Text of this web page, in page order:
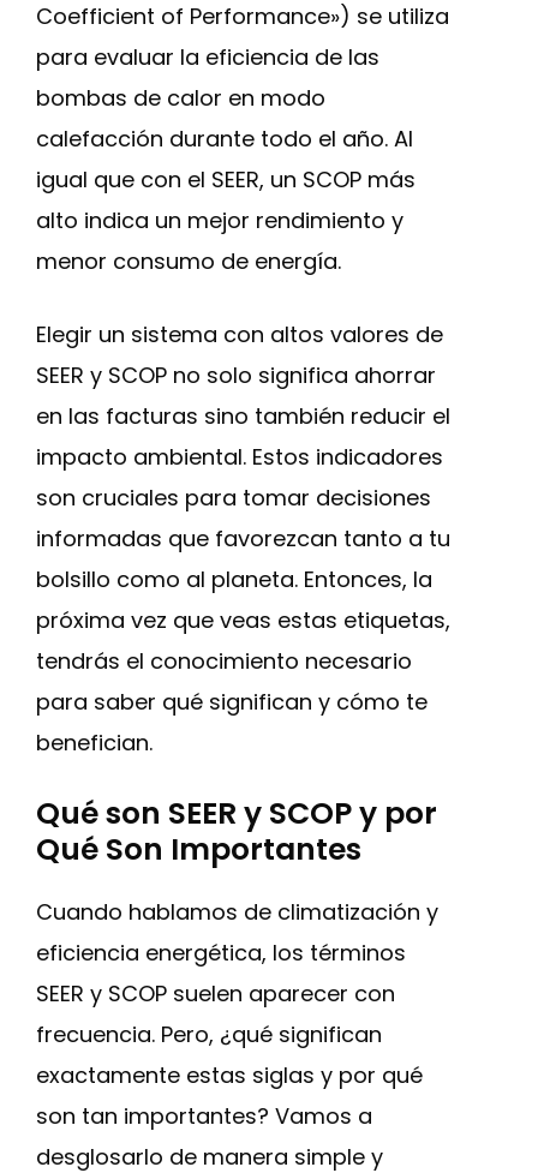
Coefficient of Performance») se utiliza
para evaluar la eficiencia de las
bombas de calor en modo
calefacción durante todo el año. Al
igual que con el SEER, un SCOP más
alto indica un mejor rendimiento y
menor consumo de energía.
Elegir un sistema con altos valores de
SEER y SCOP no solo significa ahorrar
en las facturas sino también reducir el
impacto ambiental. Estos indicadores
son cruciales para tomar decisiones
informadas que favorezcan tanto a tu
bolsillo como al planeta. Entonces, la
próxima vez que veas estas etiquetas,
tendrás el conocimiento necesario
para saber qué significan y cómo te
benefician.
Qué son SEER y SCOP y por
Qué Son Importantes
Cuando hablamos de climatización y
eficiencia energética, los términos
SEER y SCOP suelen aparecer con
frecuencia. Pero, ¿qué significan
exactamente estas siglas y por qué
son tan importantes? Vamos a
desglosarlo de manera simple y